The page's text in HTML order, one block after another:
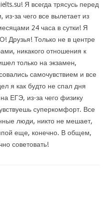
Я всегда трясусь перед
за чего все вылетает из
24 часа в сутки! Я
Друзья! Только не в центре
никакого отношения к
только на экзамен,
самочувствием и все
я как будто не спал дня
ЕГЭ, из-за чего физику
суперкомфорт. Все
люди, никто не мешает,
еще, конечно. В общем,
советовать!